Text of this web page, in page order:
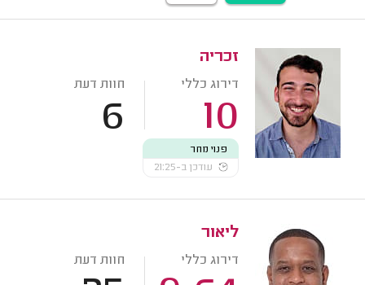
זכריה
דירוג כללי
10
חוות דעת
6
פנוי מחר
עודכן ב-21:25
ליאור
דירוג כללי חוות דעת